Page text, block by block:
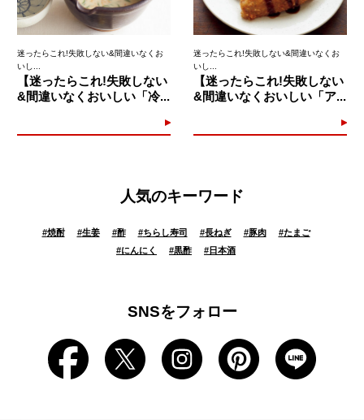
迷ったらこれ!失敗しない&間違いなくお
いし...
【迷ったらこれ!失敗しない
&間違いなくおいしい「冷...
迷ったらこれ!失敗しない&間違いなくお
いし...
【迷ったらこれ!失敗しない
&間違いなくおいしい「ア...
人気のキーワード
#焼酎 #生姜 #酢 #ちらし寿司 #長ねぎ #豚肉 #たまご
#にんにく #黒酢 #日本酒
SNSをフォロー